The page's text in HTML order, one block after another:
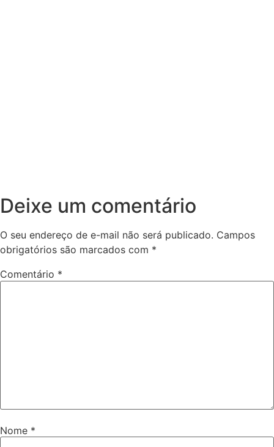
Deixe um comentário
O seu endereço de e-mail não será publicado. Campos
obrigatórios são marcados com *
Comentário *
Nome *